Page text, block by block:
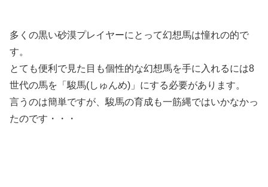
多くの黒い砂漠プレイヤーにとって幻想馬は憧れの的で
す。
とても便利で見た目も個性的な幻想馬を手に入れるには8
世代の馬を「駿馬(しゅんめ)」にする必要があります。
言うのは簡単ですが、駿馬の育成も一筋縄ではいかなかっ
たのです・・・